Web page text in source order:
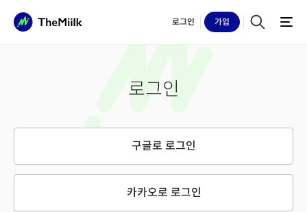
로그인 가입
로그인
구글로 로그인
카카오로 로그인